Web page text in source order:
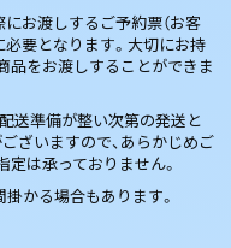
お渡しするご予約票（お客
必要となります。大切にお持
品をお渡しすることができま
送準備が整い次第の発送と
ざいますので、あらかじめご
定は承っておりません。
かる場合もあります。